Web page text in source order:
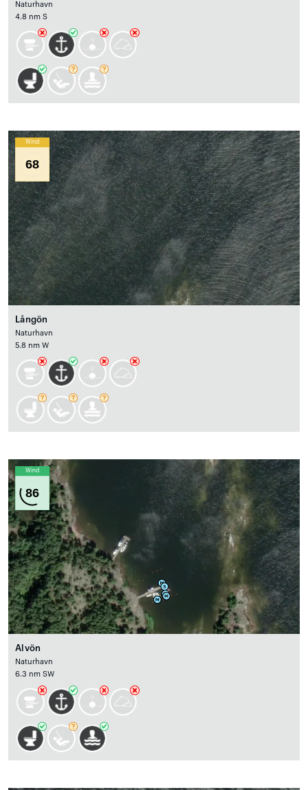
Naturhavn
4.8 nm S
Wind
68
Långön
Naturhavn
5.8 nm W
Wind
86
Alvön
Naturhavn
6.3 nm SW